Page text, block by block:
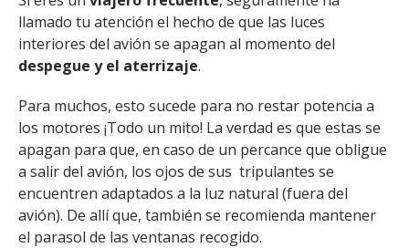
llamado tu atención el hecho de que las luces
interiores del avión se apagan al momento del
despegue y el aterrizaje.
Para muchos, esto sucede para no restar potencia a
los motores ¡Todo un mito! La verdad es que estas se
apagan para que, en caso de un percance que obligue
a salir del avión, los ojos de sus tripulantes se
encuentren adaptados a la luz natural (fuera del
avión). De allí que, también se recomienda mantener
el parasol de las ventanas recogido.